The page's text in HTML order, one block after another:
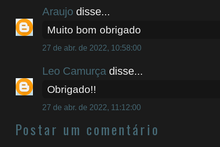
Araujo disse...
Muito bom obrigado
27 de abr. de 2022, 10:58:00
Leo Camurça disse...
Obrigado!!
27 de abr. de 2022, 11:12:00
Postar um comentário